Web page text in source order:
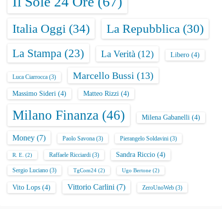
Italia Oggi (34) La Repubblica (30)
La Stampa (23) La Verità (12) Libero (4)
Luca Ciarrocca (3) Marcello Bussi (13)
Massimo Sideri (4) Matteo Rizzi (4)
Milano Finanza (46) Milena Gabanelli (4)
Money (7) Paolo Savona (3) Pierangelo Soldavini (3)
R. E. (2) Raffaele Ricciardi (3) Sandra Riccio (4)
Sergio Luciano (3) TgCom24 (2) Ugo Bertone (2)
Vito Lops (4) Vittorio Carlini (7) ZeroUnoWeb (3)